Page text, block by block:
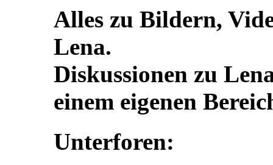
Alles zu Bildern,
Lena.
Diskussionen zu
einem eigenen
Unterforen: